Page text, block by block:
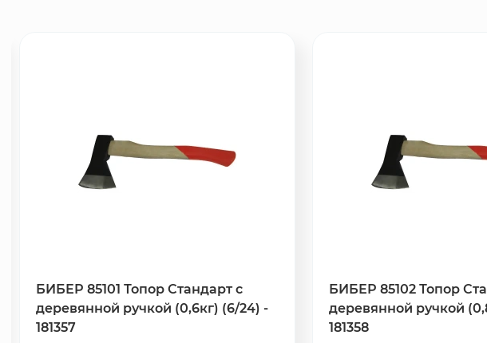
БИБЕР 85101 Топор Стандарт с
деревянной ручкой (0,6кг) (6/24) -
181357
БИБЕР 85102 Топор
деревянной ручкой
181358